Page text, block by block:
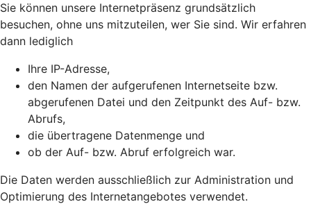
Sie können unsere Internetpräsenz grundsätzlich
besuchen, ohne uns mitzuteilen, wer Sie sind. Wir erfahren
dann lediglich
Ihre IP-Adresse,
den Namen der aufgerufenen Internetseite bzw.
abgerufenen Datei und den Zeitpunkt des Auf- bzw.
Abrufs,
die übertragene Datenmenge und
ob der Auf- bzw. Abruf erfolgreich war.
Die Daten werden ausschließlich zur Administration und
Optimierung des Internetangebotes verwendet.